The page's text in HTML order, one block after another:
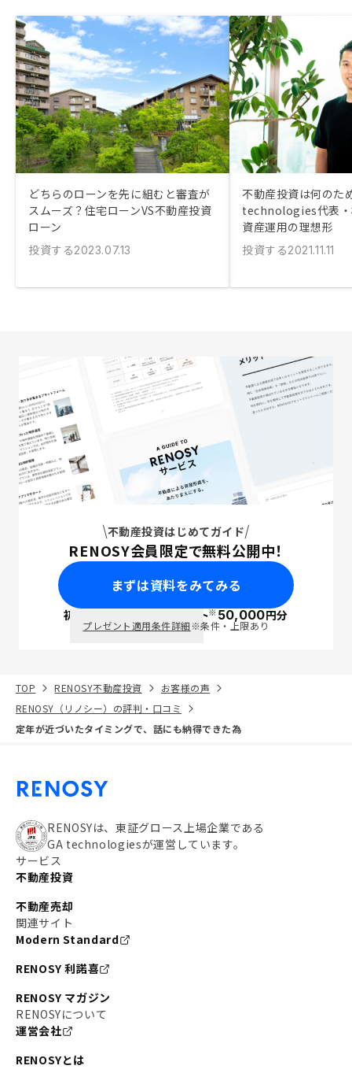
どちらのローンを先に組むと審査が
スムーズ？住宅ローンVS不動産投資
ローン
投資する2023.07.13
不動産投資は何のた
technologies代表・
資産運用の理想形
投資する2021.11.11
不動産投資はじめてガイド
RENOSY会員限定で無料公開中！
まずは資料をみてみる
初回面談で ポイント※50,000円分
プレゼント適用条件詳細※条件・上限あり
TOP RENOSY不動産投資
お客様の声
RENOSY（リノシー）の評判・口コミ
定年が近づいたタイミングで、話にも納得できた為
RENOSYは、東証グロース上場企業である
GA technologiesが運営しています。
サービス
不動産投資
不動産売却
関連サイト
Modern Standard
RENOSY 利諾喜
RENOSY マガジン
RENOSYについて
運営会社
RENOSYとは